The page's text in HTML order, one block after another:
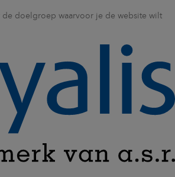
de doelgroep waarvoor je de website wilt